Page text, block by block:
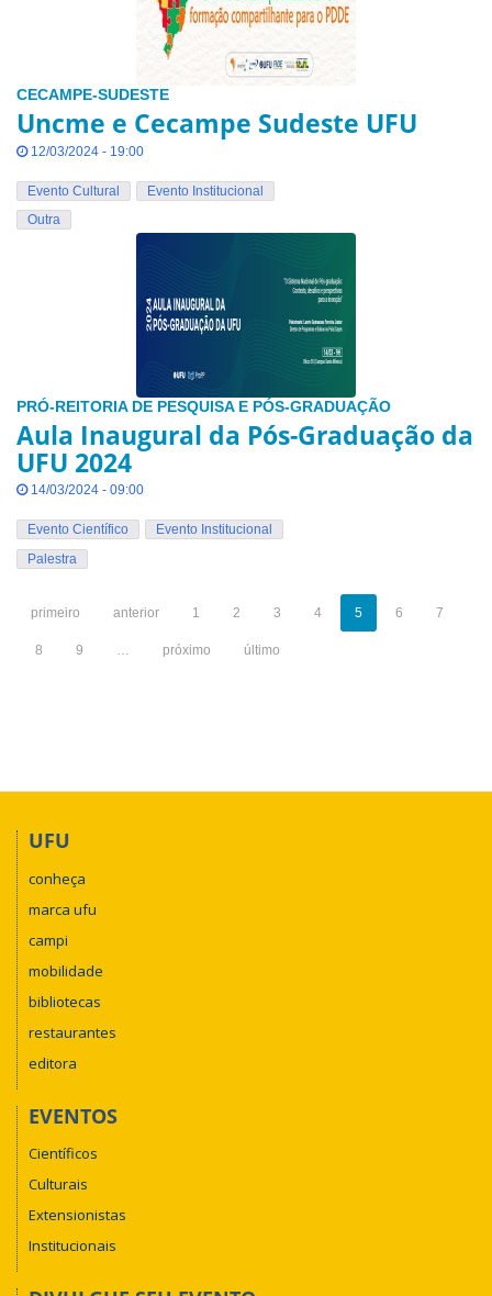
CECAMPE-SUDESTE
Uncme e Cecampe Sudeste UFU
12/03/2024 - 19:00
Evento Cultural
Evento Institucional
Outra
PRÓ-REITORIA DE PESQUISA E PÓS-GRADUAÇÃO
Aula Inaugural da Pós-Graduação da
UFU 2024
14/03/2024 - 09:00
Evento Científico
Evento Institucional
Palestra
primeiro anterior 1 2 3 4 5 6 7
8 9 … próximo último
UFU
conheça
marca ufu
campi
mobilidade
bibliotecas
restaurantes
editora
EVENTOS
Científicos
Culturais
Extensionistas
Institucionais